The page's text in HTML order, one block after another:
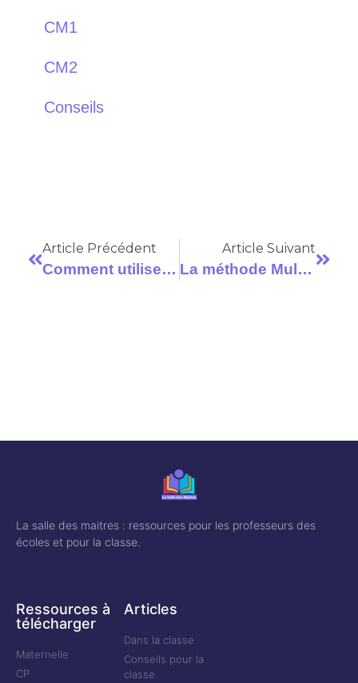
CM1
CM2
Conseils
Article Précédent
Comment utiliser un TBI en classe ?
Article Suivant
La méthode Multimalin
La salle des maitres : ressources pour les professeurs des
écoles et pour la classe.
Ressources à
télécharger
Maternelle
CP
Articles
Dans la classe
Conseils pour la
classe